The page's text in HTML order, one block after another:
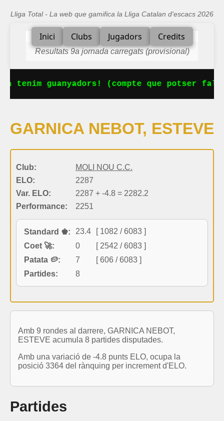
Lliga Total - La web que gamifica la Lliga Catalan d'escacs 2026
Inici Clubs Jugadors Credits
Resultats 9a jornada carregats (provisional)
tenim guanyadors! (compte que potser
GARNICA NEBOT, ESTEVE
Club:
MOLI NOU C.C.
ELO:
2287
Var. ELO:
2287 + -4.8 = 2282.2
Performance:
2251
Standard ♚: 23.4
[ 1082 / 6083 ]
Coet 🚀:
0
[ 2542 / 6083 ]
Patata 🥔:
7
[ 606 / 6083 ]
Partides:
8
Amb 9 rondes al darrere, GARNICA NEBOT,
ESTEVE acumula 8 partides disputades.
Amb una variació de -4.8 punts ELO, ocupa la
posició 3364 del rànquing per increment d'ELO.
Partides